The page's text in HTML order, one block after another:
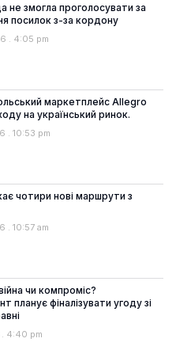
не змогла проголосувати за
посилок з-за кордону
4:05 pm
маркетплейс Allegro
на український ринок.
10:53 pm
чотири нові маршрути з
10:57 am
чи компроміс?
планує фіналізувати угоду зі
4:40 pm